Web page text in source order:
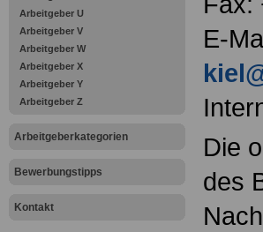
Arbeitgeber U
Arbeitgeber V
Arbeitgeber W
Arbeitgeber X
Arbeitgeber Y
Arbeitgeber Z
Arbeitgeberkategorien
Bewerbungstipps
Kontakt
E-
Die
des